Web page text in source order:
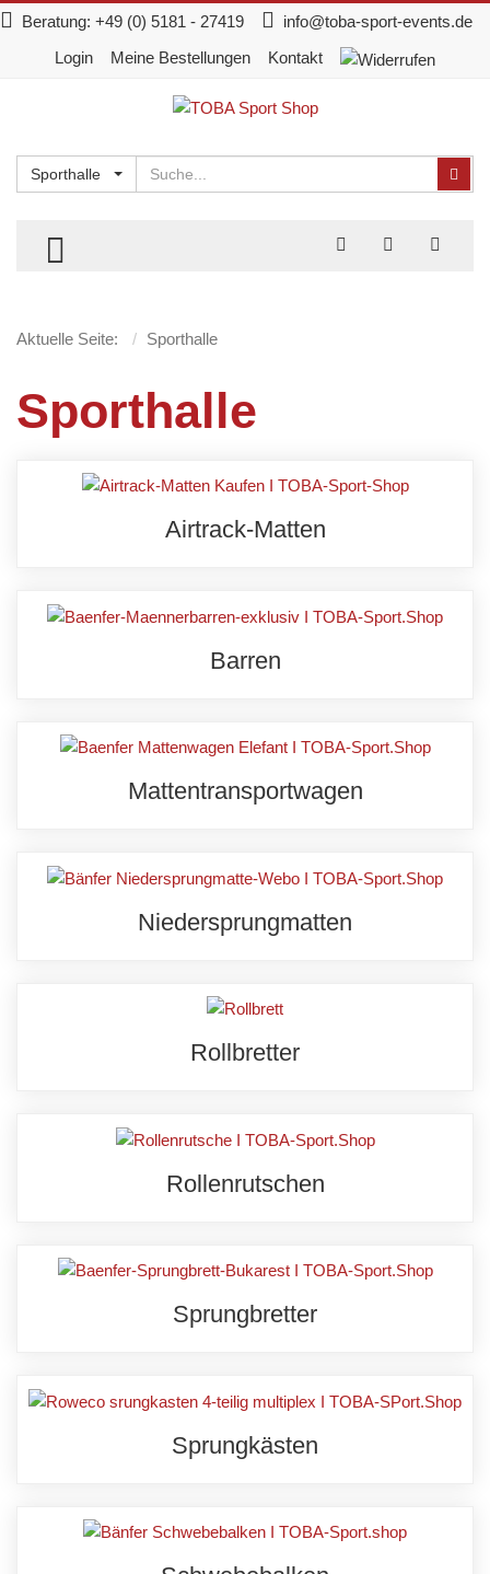
Beratung: +49 (0) 5181 - 27419
info@toba-sport-events.de
Login
Meine Bestellungen Kontakt
Sporthalle Suchen
TOGGLE MENU
Aktuelle Seite: Sporthalle
Sporthalle
Airtrack-Matten
Barren
Mattentransportwagen
Niedersprungmatten
Rollbretter
Rollenrutschen
Sprungbretter
Sprungkästen